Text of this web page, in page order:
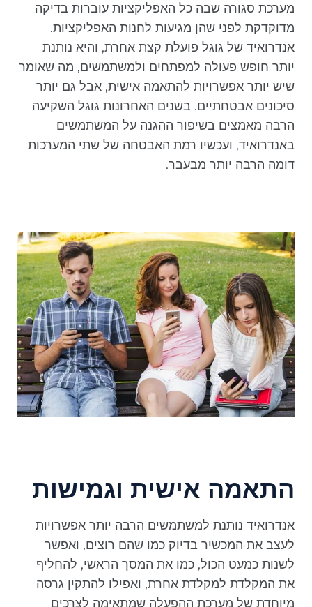
מערכת סגורה שבה כל האפליקציות עוברות בדיקה
מדוקדקת לפני שהן מגיעות לחנות האפליקציות.
אנדרואיד של גוגל פועלת קצת אחרת, והיא נותנת
יותר חופש פעולה למפתחים ולמשתמשים, מה שאומר
שיש יותר אפשרויות להתאמה אישית, אבל גם יותר
סיכונים אבטחתיים. בשנים האחרונות גוגל השקיעה
הרבה מאמצים בשיפור ההגנה על המשתמשים
באנדרואיד, ועכשיו רמת האבטחה של שתי המערכות
דומה הרבה יותר מבעבר.
התאמה אישית וגמישות
אנדרואיד נותנת למשתמשים הרבה יותר אפשרויות
לעצב את המכשיר בדיוק כמו שהם רוצים, ואפשר
לשנות כמעט הכול, כמו את המסך הראשי, להחליף
את המקלדת למקלדת אחרת, ואפילו להתקין גרסה
מיוחדת של מערכת ההפעלה שמתאימה לצרכים